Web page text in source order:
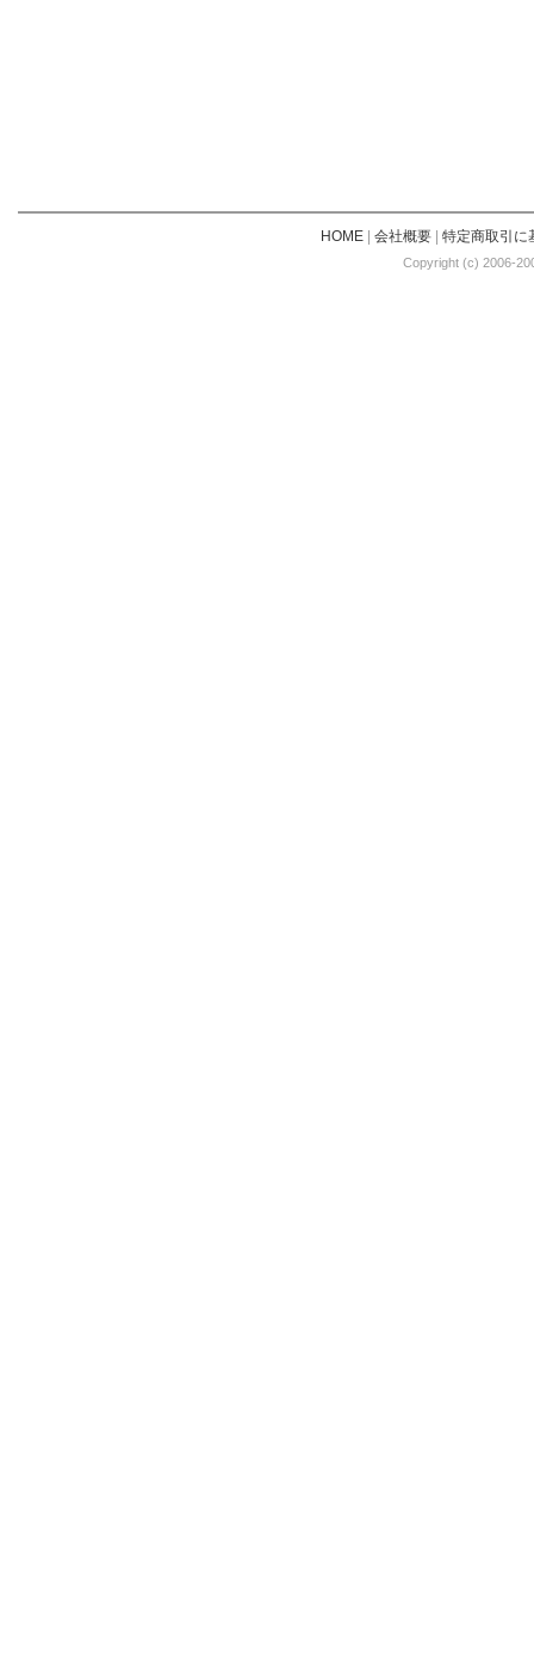
HOME| 会社概要| 特定商取引に
Copyright (c) 2006-